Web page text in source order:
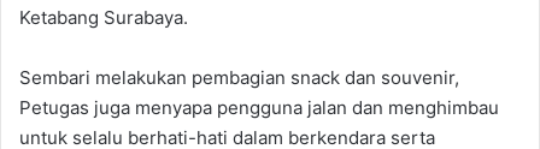
Ketabang Surabaya.
Sembari melakukan pembagian snack dan souvenir,
Petugas juga menyapa pengguna jalan dan menghimbau
untuk selalu berhati-hati dalam berkendara serta